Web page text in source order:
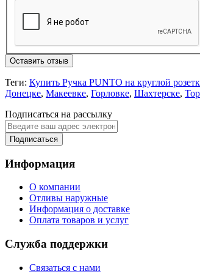
Оставить отзыв
Теги: Купить Ручка PUNTO на круглой
Донецке, Макеевке, Горловке, Шахтерске,
Подписаться на рассылку
Подписаться
Информация
О компании
Отливы наружные
Информация о доставке
Оплата товаров и услуг
Служба поддержки
Связаться с нами